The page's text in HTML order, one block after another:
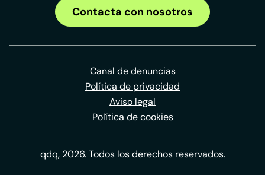
Contacta con nosotros
Canal de denuncias
Política de privacidad
Aviso legal
Política de cookies
qdq, 2026. Todos los derechos reservados.